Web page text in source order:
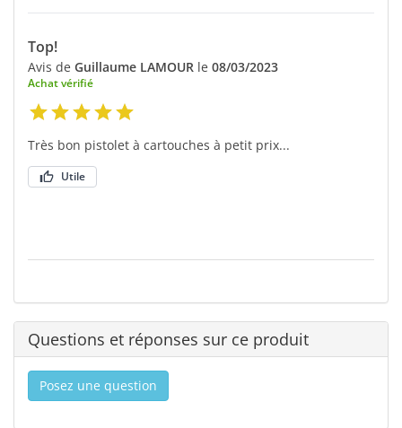
Top!
Avis de Guillaume LAMOUR le 08/03/2023
Achat vérifié
Très bon pistolet à cartouches à petit prix...
Utile
Questions et réponses sur ce produit
Posez une question